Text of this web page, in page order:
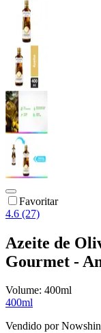
Favoritar
4.6 (27)
Azeite de
Gourmet -
Volume: 400ml
400ml
Vendido por